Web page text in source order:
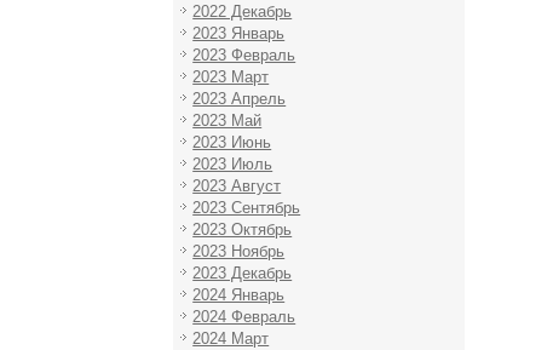
2022 Декабрь
2023 Январь
2023 Февраль
2023 Март
2023 Апрель
2023 Май
2023 Июнь
2023 Июль
2023 Август
2023 Сентябрь
2023 Октябрь
2023 Ноябрь
2023 Декабрь
2024 Январь
2024 Февраль
2024 Март